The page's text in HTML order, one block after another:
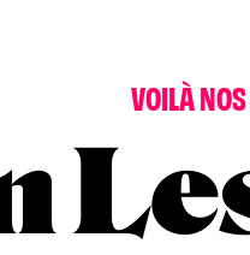
VOILÀ